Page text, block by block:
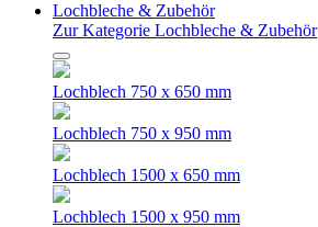
Lochbleche & Zubehör
Zur Kategorie Lochbleche & Zubehör
Lochblech 750 x 650 mm
Lochblech 750 x 950 mm
Lochblech 1500 x 650 mm
Lochblech 1500 x 950 mm